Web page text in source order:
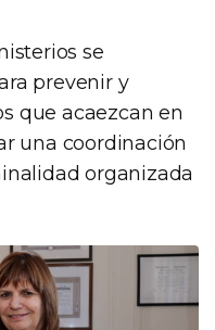
se
prevenir y
que acaezcan en
una coordinación
organizada